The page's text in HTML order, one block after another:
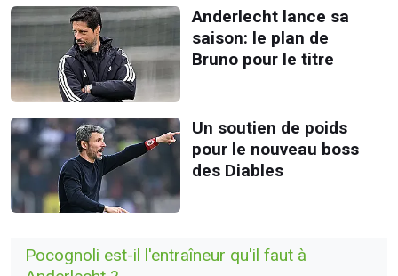
Anderlecht lance sa
saison: le plan de
Bruno pour le titre
Un soutien de poids
pour le nouveau boss
des Diables
Pocognoli est-il l'entraîneur qu'il faut à